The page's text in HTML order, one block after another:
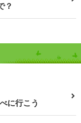
？
に行こう